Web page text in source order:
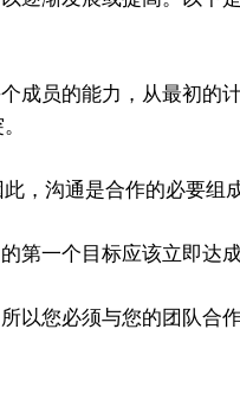
成员的能力，从最初的
，沟通是合作的必要组
一个目标应该立即达成
以您必须与您的团队合